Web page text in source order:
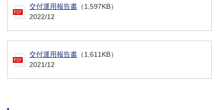
交付運用報告書 （1,597KB）
2022/12
交付運用報告書 （1,611KB）
2021/12